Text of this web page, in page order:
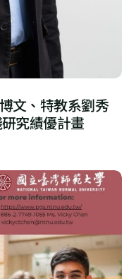
文、特教系劉秀
究績優計畫